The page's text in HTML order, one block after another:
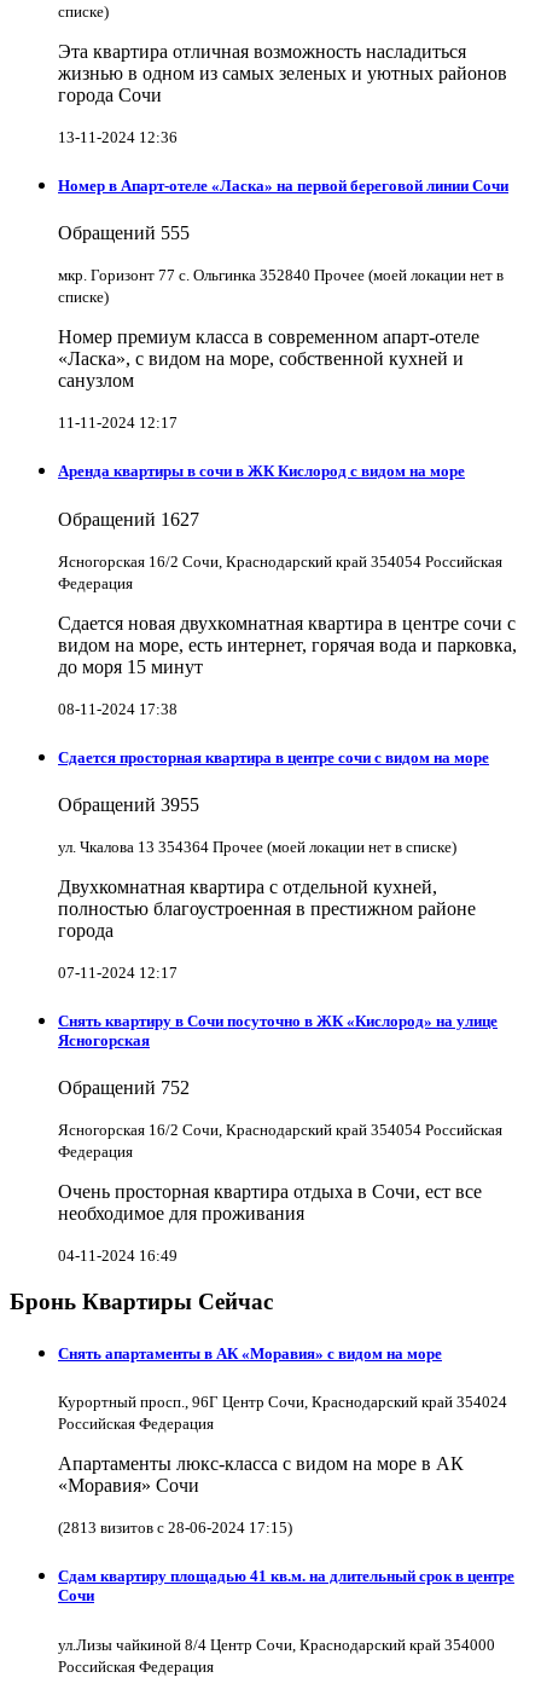
списке)
Эта квартира отличная возможность насладиться
жизнью в одном из самых зеленых и уютных районов
города Сочи
13-11-2024 12:36
Номер в Апарт-отеле «Ласка» на первой береговой линии Сочи
Обращений 555
мкр. Горизонт 77 с. Ольгинка 352840 Прочее (моей локации нет в
списке)
Номер премиум класса в современном апарт-отеле
«Ласка», с видом на море, собственной кухней и
санузлом
11-11-2024 12:17
Аренда квартиры в сочи в ЖК Кислород с видом на море
Обращений 1627
Ясногорская 16/2 Сочи, Краснодарский край 354054 Российская
Федерация
Сдается новая двухкомнатная квартира в центре сочи с
видом на море, есть интернет, горячая вода и парковка,
до моря 15 минут
08-11-2024 17:38
Сдается просторная квартира в центре сочи с видом на море
Обращений 3955
ул. Чкалова 13 354364 Прочее (моей локации нет в списке)
Двухкомнатная квартира с отдельной кухней,
полностью благоустроенная в престижном районе
города
07-11-2024 12:17
Снять квартиру в Cочи посуточно в ЖК «Кислород» на улице
Ясногорская
Обращений 752
Ясногорская 16/2 Сочи, Краснодарский край 354054 Российская
Федерация
Очень просторная квартира отдыха в Сочи, ест все
необходимое для проживания
04-11-2024 16:49
Бронь Квартиры Сейчас
Снять апартаменты в АК «Моравия» с видом на море
Курортный просп., 96Г Центр Сочи, Краснодарский край 354024
Российская Федерация
Апартаменты люкс-класса с видом на море в АК
«Моравия» Сочи
(2813 визитов с 28-06-2024 17:15)
Сдам квартиру площадью 41 кв.м. на длительный срок в центре
Сочи
ул.Лизы чайкиной 8/4 Центр Сочи, Краснодарский край 354000
Российская Федерация